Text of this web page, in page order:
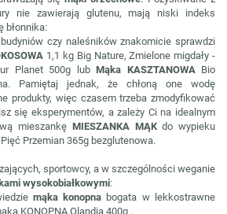
nie zawierają glutenu, mają niski indeks
błonnika:
czy naleśników znakomicie sprawdzi
1,1 kg Big Nature, Zmielone migdały -
Planet 500g lub Mąka KASZTANOWABio
Pamiętaj jednak, że chłoną one wodę
produkty, więc czasem trzeba zmodyfikować
się eksperymentów, a zależy Ci na idealnym
mieszankę MIESZANKA MĄKdo wypieku
Przemian 365g bezglutenowa.
sportowcy, a w szczególności weganie
wysokobiałkowymi:
mąka konopna bogata w lekkostrawne
KONOPNA Olandia 400g ,